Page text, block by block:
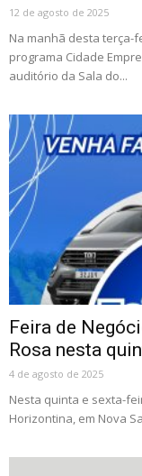
12 de agosto de 2025
Na manhã desta terça-
programa Cidade
auditório da Sala do...
Feira de
Rosa nesta
4 de agosto de 2025
Nesta quinta e sexta-
Horizontina, em Nova